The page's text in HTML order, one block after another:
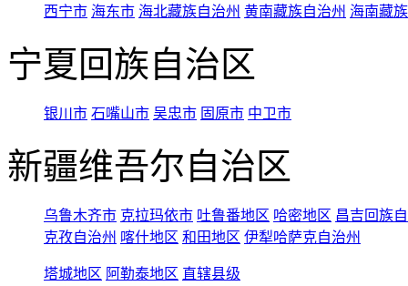
西宁市 海东市 海北藏族自治州 黄南藏族自治州 海南藏
宁夏回族自治区
银川市 石嘴山市 吴忠市 固原市 中卫市
新疆维吾尔自治区
乌鲁木齐市 克拉玛依市 吐鲁番地区 哈密地区 昌吉回族
克孜自治州 喀什地区 和田地区 伊犁哈萨克自治州
塔城地区 阿勒泰地区 直辖县级